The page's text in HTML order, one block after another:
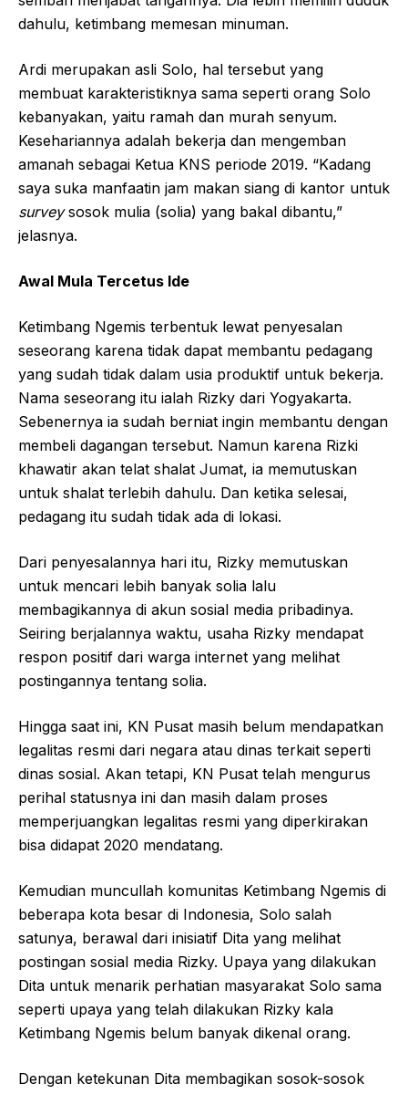
dahulu, ketimbang memesan minuman.
Ardi merupakan asli Solo, hal tersebut yang
membuat karakteristiknya sama seperti orang Solo
kebanyakan, yaitu ramah dan murah senyum.
Kesehariannya adalah bekerja dan mengemban
amanah sebagai Ketua KNS periode 2019. “Kadang
saya suka manfaatin jam makan siang di kantor untuk
surveysosok mulia (solia) yang bakal dibantu,”
jelasnya.
Awal Mula Tercetus Ide
Ketimbang Ngemis terbentuk lewat penyesalan
seseorang karena tidak dapat membantu pedagang
yang sudah tidak dalam usia produktif untuk bekerja.
Nama seseorang itu ialah Rizky dari Yogyakarta.
Sebenernya ia sudah berniat ingin membantu dengan
membeli dagangan tersebut. Namun karena Rizki
khawatir akan telat shalat Jumat, ia memutuskan
untuk shalat terlebih dahulu. Dan ketika selesai,
pedagang itu sudah tidak ada di lokasi.
Dari penyesalannya hari itu, Rizky memutuskan
untuk mencari lebih banyak solia lalu
membagikannya di akun sosial media pribadinya.
Seiring berjalannya waktu, usaha Rizky mendapat
respon positif dari warga internet yang melihat
postingannya tentang solia.
Hingga saat ini, KN Pusat masih belum mendapatkan
legalitas resmi dari negara atau dinas terkait seperti
dinas sosial. Akan tetapi, KN Pusat telah mengurus
perihal statusnya ini dan masih dalam proses
memperjuangkan legalitas resmi yang diperkirakan
bisa didapat 2020 mendatang.
Kemudian muncullah komunitas Ketimbang Ngemis di
beberapa kota besar di Indonesia, Solo salah
satunya, berawal dari inisiatif Dita yang melihat
postingan sosial media Rizky. Upaya yang dilakukan
Dita untuk menarik perhatian masyarakat Solo sama
seperti upaya yang telah dilakukan Rizky kala
Ketimbang Ngemis belum banyak dikenal orang.
Dengan ketekunan Dita membagikan sosok-sosok